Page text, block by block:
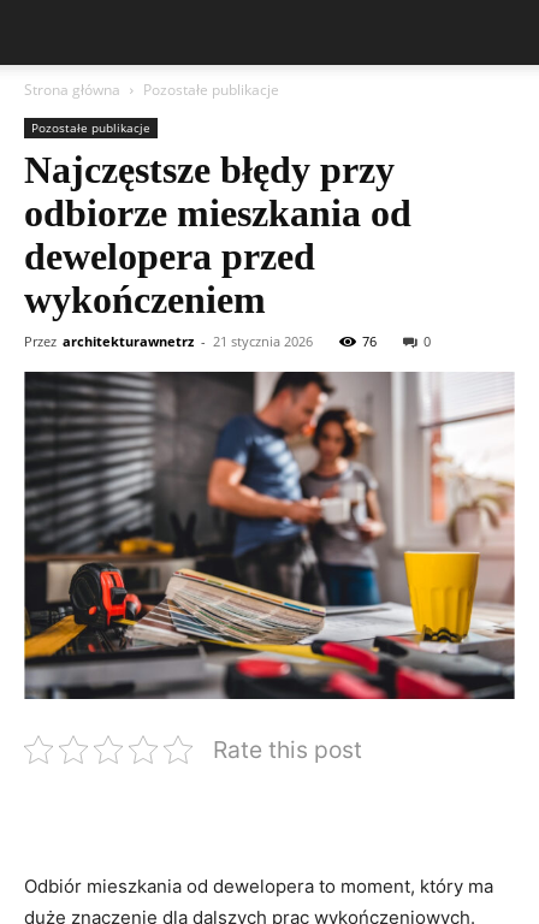
Strona główna Pozostałe publikacje
Pozostałe publikacje
Najczęstsze błędy przy
odbiorze mieszkania od
dewelopera przed
wykończeniem
Przez architekturawnetrz - 21 stycznia 2026 76 0
Rate this post
Odbiór mieszkania od dewelopera to moment, który ma
duże znaczenie dla dalszych prac wykończeniowych.